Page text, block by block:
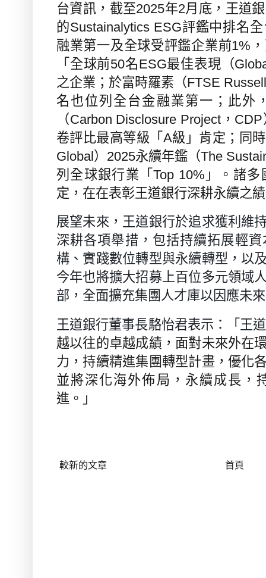
台資訊，截至2025年2月底，王道
的Sustainalytics ESG評鑑中排名
融業第一及全球受評鑑企業前1%
「全球前50名ESG最佳表現（
之企業；於富時羅素（FTSE Russell
名也位列全台金融業第一；此外
（Carbon Disclosure Project ， CDP
卷評比最高等級「 A級」肯定；同
Global） 2025永續年鑑（The
列全球銀行業「Top 10% 」。諸
定，在在表彰王道銀行深耕永續之
展望未來，王道銀行於追求獲利維
深耕各項舉措，包括持續拓展輕
構、實踐數位轉型與永續轉型，以
今年也將擴大招募上百位多元領域
部，全面擴充集團人才庫以因應未
王道銀行董事長駱怡君表示：「王
越以往的卓越成績，面對未來外在
力，持續精進集團轉型計畫，優化
並將深化海外佈局，永續成長，
進。」
較新的文章 首頁